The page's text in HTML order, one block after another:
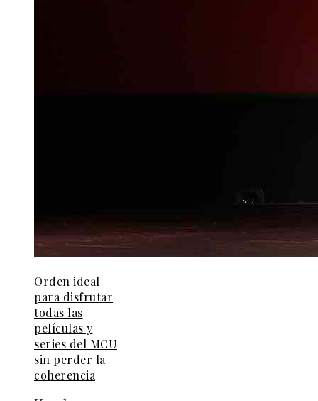
Orden ideal
para disfrutar
todas las
películas y
series del MCU
sin perder la
coherencia